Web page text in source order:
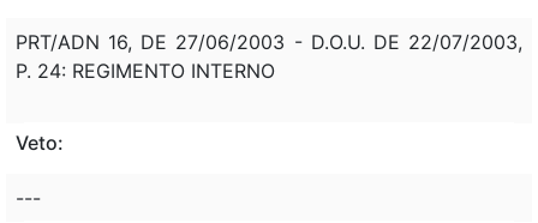
PRT/ADN 16, DE 27/06/2003 - D.O.U. DE 22/07/2003,
P. 24: REGIMENTO INTERNO
Veto:
---